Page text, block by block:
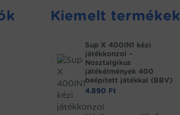
Kiemelt termékek
Sup X 400IN1 kézi
játékkonzol –
Nosztalgikus
játékélmények 400
beépített játékkal (BBV)
4.890 Ft